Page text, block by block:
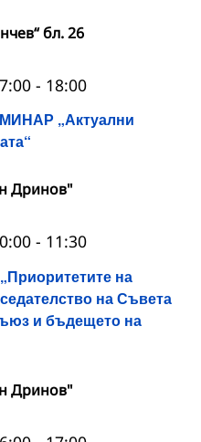
бл. 26
„Актуални
- 18:00
Дринов"
на
на Съвета
и бъдещето на
- 11:30
Дринов"